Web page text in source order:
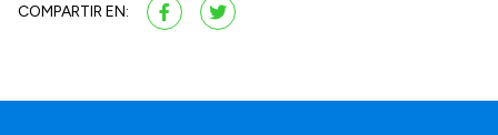
COMPARTIR EN: